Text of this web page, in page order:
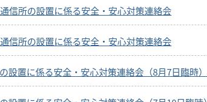
信所の設置に係る安全・安心対策連絡会
信所の設置に係る安全・安心対策連絡会
設置に係る安全・安心対策連絡会（8月7日臨時）